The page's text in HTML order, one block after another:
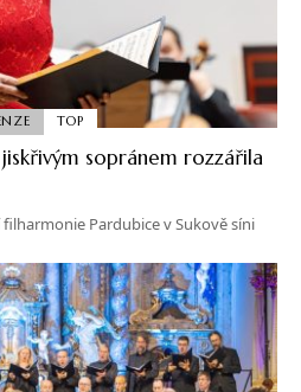
TOP
sopránem rozzářila
Pardubice v Sukově síni